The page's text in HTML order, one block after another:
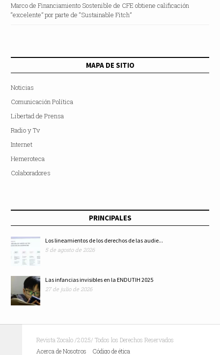
Marco de Financiamiento Sostenible de CFE obtiene calificación
“excelente” por parte de “Sustainable Fitch”
MAPA DE SITIO
Noticias
Comunicación Política
Libertad de Prensa
Radio y Tv
Internet
Hemeroteca
Colaboradores
PRINCIPALES
Los lineamientos de los derechos de las audie...
5 de agosto de 2026
Las infancias invisibles en la ENDUTIH 2025
27 de julio de 2026
Revista Zocalo /2025/ Todos los Derechos Reservados
Acerca de Nosotros
Código de ética